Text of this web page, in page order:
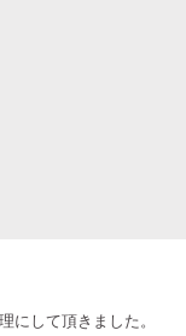
にして頂きました。